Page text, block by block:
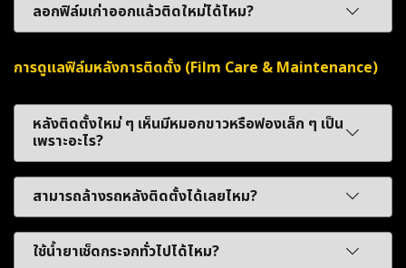
ลอกฟิล์มเก่าออกแล้วติดใหม่ได้ไหม?
การดูแลฟิล์มหลังการติดตั้ง (Film Care & Maintenance)
หลังติดตั้งใหม่ ๆ เห็นมีหมอกขาวหรือฟองเล็ก ๆ เป็น
เพราะอะไร?
สามารถล้างรถหลังติดตั้งได้เลยไหม?
ใช้น้ำยาเช็ดกระจกทั่วไปได้ไหม?